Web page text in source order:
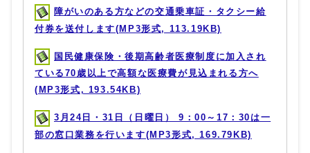
障がいのある方などの交通乗車証・タクシー給
付券を送付します(MP3形式, 113.19KB)
国民健康保険・後期高齢者医療制度に加入され
ている70歳以上で高額な医療費が見込まれる方へ
(MP3形式, 193.54KB)
3月24日・31日（日曜日） 9：00～17：30は一
部の窓口業務を行います(MP3形式, 169.79KB)